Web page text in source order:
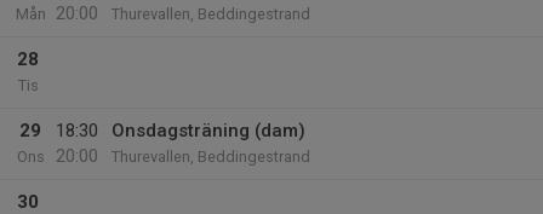
Mån
20:00
Thurevallen, Beddingestrand
28
Tis
29
Ons
18:30
20:00
Onsdagsträning (dam)
Thurevallen, Beddingestrand
30